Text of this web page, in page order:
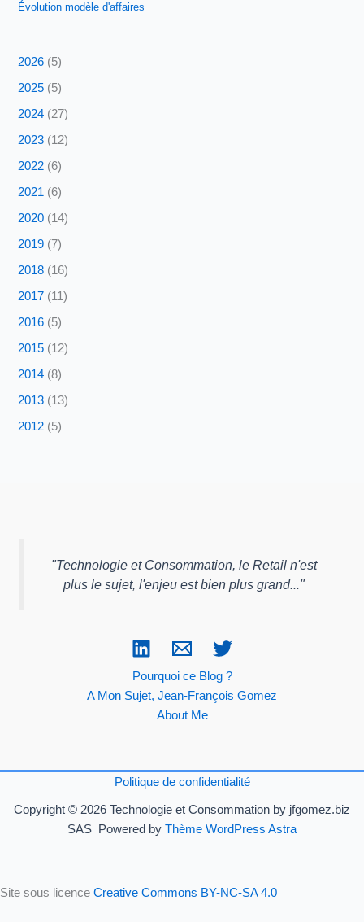
Évolution modèle d'affaires
2026 (5)
2025 (5)
2024 (27)
2023 (12)
2022 (6)
2021 (6)
2020 (14)
2019 (7)
2018 (16)
2017 (11)
2016 (5)
2015 (12)
2014 (8)
2013 (13)
2012 (5)
"Technologie et Consommation, le Retail n'est
plus le sujet, l'enjeu est bien plus grand..."
Pourquoi ce Blog ?
A Mon Sujet, Jean-François Gomez
About Me
Politique de confidentialité
Copyright © 2026 Technologie et Consommation by jfgomez.biz
SAS Powered by Thème WordPress Astra
Site sous licence Creative Commons BY-NC-SA 4.0